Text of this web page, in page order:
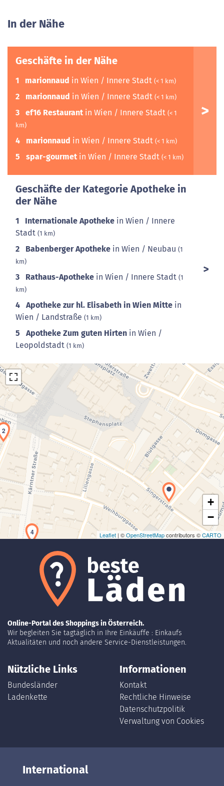
In der Nähe
Geschäfte in der Nähe
1 marionnaud in Wien / Innere Stadt (< 1 km)
2 marionnaud in Wien / Innere Stadt (< 1 km)
3 ef16 Restaurant in Wien / Innere Stadt (< 1
km)
4 marionnaud in Wien / Innere Stadt (< 1 km)
5 spar-gourmet in Wien / Innere Stadt (< 1 km)
Geschäfte der Kategorie Apotheke in
der Nähe
1 Internationale Apotheke in Wien / Innere
Stadt (1 km)
2 Babenberger Apotheke in Wien / Neubau (1
km)
3 Rathaus-Apotheke in Wien / Innere Stadt (1
km)
4 Apotheke zur hl. Elisabeth in Wien Mitte in
Wien / Landstraße (1 km)
5 Apotheke Zum guten Hirten in Wien /
Leopoldstadt (1 km)
Laden der Karte...
2
4
+
−
Leaflet | ©OpenStreetMapcontributors ©CARTO
Online-Portal des Shoppings in Österreich.
Wir begleiten Sie tagtäglich in Ihre Einkäuffe : Einkaufs
Aktualitäten und noch andere Service-Dienstleistungen.
Nützliche Links
Bundesländer
Ladenkette
Informationen
Kontakt
Rechtliche Hinweise
Datenschutzpolitik
Verwaltung von Cookies
International